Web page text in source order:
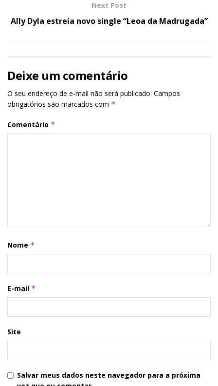
Next Post
Ally Dyla estreia novo single “Leoa da Madrugada”
Deixe um comentário
O seu endereço de e-mail não será publicado. Campos
obrigatórios são marcados com *
Comentário *
Nome *
E-mail *
Site
Salvar meus dados neste navegador para a próxima